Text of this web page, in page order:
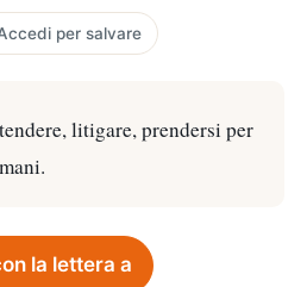
per salvare
litigare, prendersi per
la lettera a